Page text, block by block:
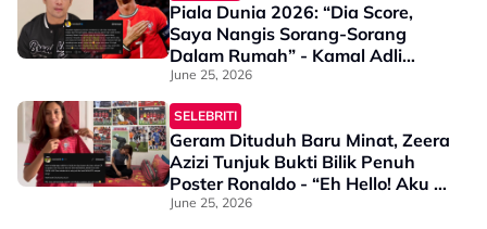
Piala Dunia 2026: “Dia Score,
Saya Nangis Sorang-Sorang
Dalam Rumah” - Kamal Adli
Kagum, Ronaldo Masih Power Di
Usia 41 Tahun!
June 25, 2026
SELEBRITI
Geram Dituduh Baru Minat, Zeera
Azizi Tunjuk Bukti Bilik Penuh
Poster Ronaldo - “Eh Hello! Aku Ni
Dah Lama Mengidolakan Dia”
June 25, 2026